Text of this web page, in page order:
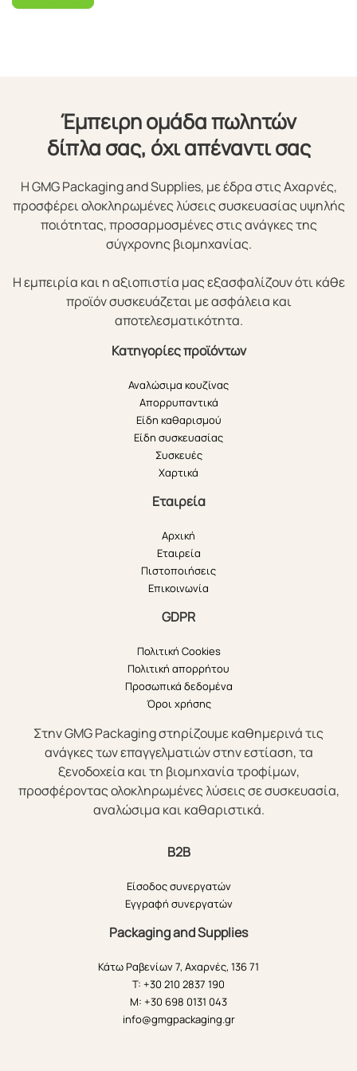
Έμπειρη ομάδα πωλητών
δίπλα σας, όχι απέναντι σας
Η GMG Packaging and Supplies, με έδρα στις Αχαρνές,
προσφέρει ολοκληρωμένες λύσεις συσκευασίας υψηλής
ποιότητας, προσαρμοσμένες στις ανάγκες της
σύγχρονης βιομηχανίας.
Η εμπειρία και η αξιοπιστία μας εξασφαλίζουν ότι κάθε
προϊόν συσκευάζεται με ασφάλεια και
αποτελεσματικότητα.
Κατηγορίες προϊόντων
Αναλώσιμα κουζίνας
Απορρυπαντικά
Είδη καθαρισμού
Είδη συσκευασίας
Συσκευές
Χαρτικά
Εταιρεία
Αρχική
Εταιρεία
Πιστοποιήσεις
Επικοινωνία
GDPR
Πολιτική Cookies
Πολιτική απορρήτου
Προσωπικά δεδομένα
Όροι χρήσης
Στην GMG Packaging στηρίζουμε καθημερινά τις
ανάγκες των επαγγελματιών στην εστίαση, τα
ξενοδοχεία και τη βιομηχανία τροφίμων,
προσφέροντας ολοκληρωμένες λύσεις σε συσκευασία,
αναλώσιμα και καθαριστικά.
B2B
Είσοδος συνεργατών
Εγγραφή συνεργατών
Packaging and Supplies
Κάτω Ραβενίων 7, Αχαρνές, 136 71
T: +30 210 2837 190
M: +30 698 0131 043
info@gmgpackaging.gr